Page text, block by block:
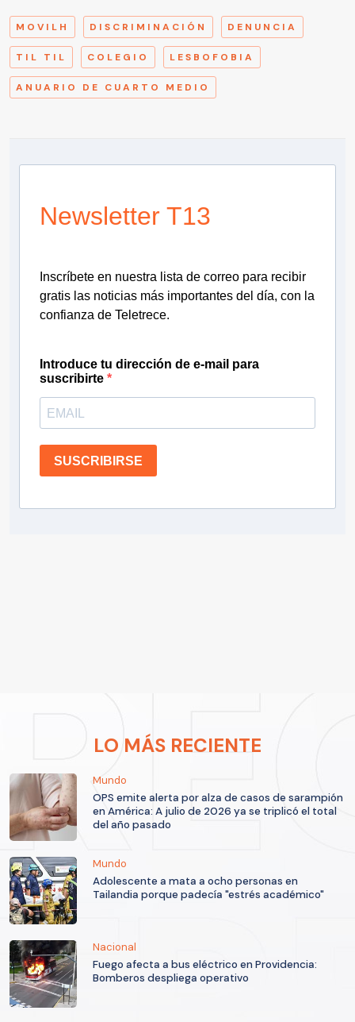
MOVILH DISCRIMINACIÓN DENUNCIA
TIL TIL COLEGIO LESBOFOBIA
ANUARIO DE CUARTO MEDIO
Newsletter T13
Inscríbete en nuestra lista de correo para recibir
gratis las noticias más importantes del día, con la
confianza de Teletrece.
Introduce tu dirección de e-mail para
suscribirte
SUSCRIBIRSE
LO MÁS RECIENTE
Mundo
OPS emite alerta por alza de casos de sarampión
en América: A julio de 2026 ya se triplicó el total
del año pasado
Mundo
Adolescente a mata a ocho personas en
Tailandia porque padecía "estrés académico"
Nacional
Fuego afecta a bus eléctrico en Providencia:
Bomberos despliega operativo